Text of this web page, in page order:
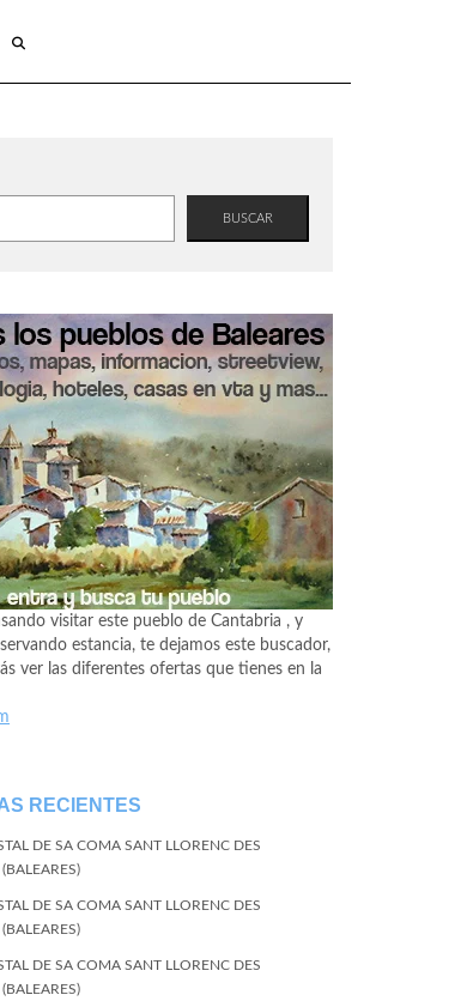
BUSCAR
visitar este pueblo de Cantabria , y
estancia, te dejamos este buscador,
ver las diferentes ofertas que tienes en la
RECIENTES
DE SA COMA SANT LLORENC DES
DE SA COMA SANT LLORENC DES
DE SA COMA SANT LLORENC DES